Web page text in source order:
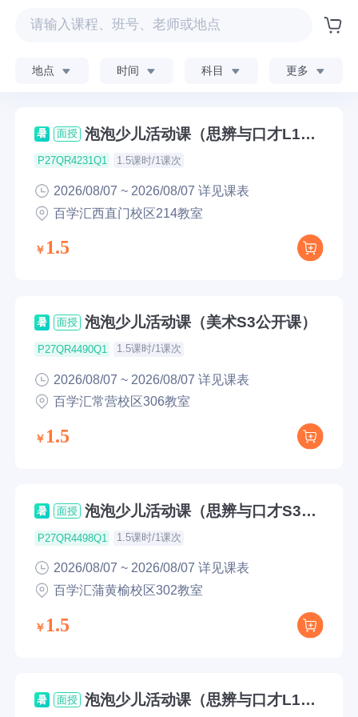
地点 时间 科目 更多
暑 面授
泡泡少儿活动课（思辨与口才L1公
开课）
P27QR4231Q1 1.5课时/1课次
2026/08/07 ~ 2026/08/07 详见课表
百学汇西直门校区214教室
1.5
暑 面授 泡泡少儿活动课（美术S3公开课）
P27QR4490Q1 1.5课时/1课次
2026/08/07 ~ 2026/08/07 详见课表
百学汇常营校区306教室
1.5
暑 面授
泡泡少儿活动课（思辨与口才S3公
开课）
P27QR4498Q1 1.5课时/1课次
2026/08/07 ~ 2026/08/07 详见课表
百学汇蒲黄榆校区302教室
1.5
暑 面授
泡泡少儿活动课（思辨与口才L1公